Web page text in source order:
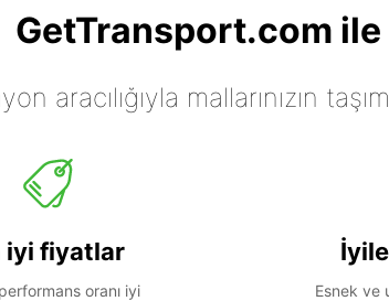
GetTransport.com ile
aracılığıyla mallarınızın
iyi fiyatlar
oranı iyi
Esnek ve